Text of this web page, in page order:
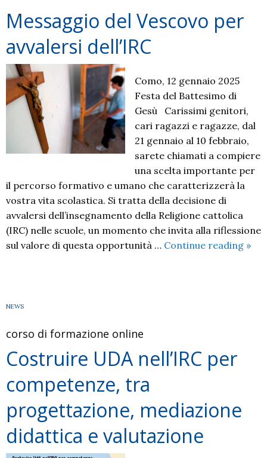
un
sondaggio
tra
Messaggio del Vescovo per
avvalersi dell’IRC
Como, 12 gennaio 2025
Festa del Battesimo di
Gesù Carissimi genitori,
cari ragazzi e ragazze, dal
21 gennaio al 10 febbraio,
sarete chiamati a compiere
una scelta importante per
il percorso formativo e umano che caratterizzerà la
vostra vita scolastica. Si tratta della decisione di
avvalersi dell’insegnamento della Religione cattolica
(IRC) nelle scuole, un momento che invita alla riflessione
sul valore di questa opportunità … Continue reading »
NEWS
corso di formazione online
Costruire UDA nell’IRC per
competenze, tra
progettazione, mediazione
didattica e valutazione